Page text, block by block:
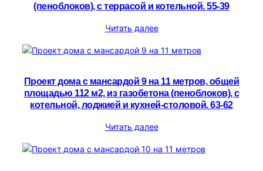
(пеноблоков), c террасой и котельной. 55-39
Читать далее
Проект дома с мансардой 9 на 11 метров, общей
площадью 112 м2, из газобетона (пеноблоков), c
котельной, лоджией и кухней-столовой. 63-62
Читать далее